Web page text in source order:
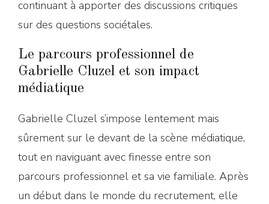
continuant à apporter des discussions critiques
sur des questions sociétales.
Le parcours professionnel de
Gabrielle Cluzel et son impact
médiatique
Gabrielle Cluzel s’impose lentement mais
sûrement sur le devant de la scène médiatique,
tout en naviguant avec finesse entre son
parcours professionnel et sa vie familiale. Après
un début dans le monde du recrutement, elle